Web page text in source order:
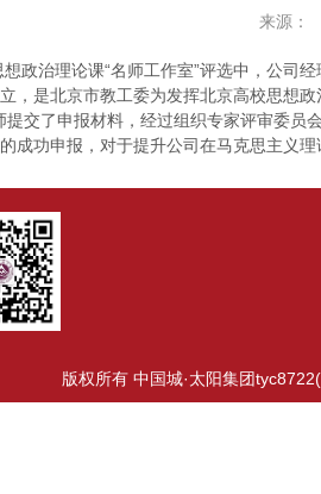
来源：
政治理论课“名师工作室”评选中，公司
，是北京市教工委为发挥北京高校思想
交了申报材料，经过组织专家评审委员
成功申报，对于提升公司在马克思主义
版权所有 中国城·太阳集团